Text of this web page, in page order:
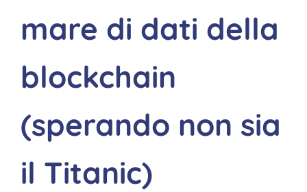
mare di dati della
blockchain
(sperando non sia
il Titanic)